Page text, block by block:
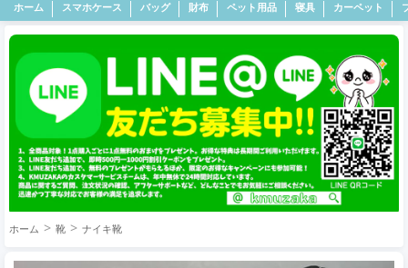
ホーム スマホケース バッグ 財布 ペット用品 寝具 カーペット
ホーム 靴 ナイキ靴